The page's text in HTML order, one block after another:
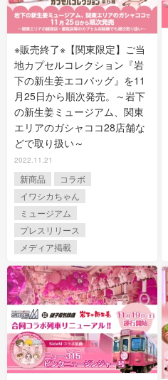
※販売終了※【関東限定】ご当
地カプセルコレクション『岩
下の新生姜エコバッグ』を11
月25日から順次発売。～岩下
の新生姜ミュージアム、関東
エリアのガシャココ28店舗な
どで取り扱い～
2022.11.21
新商品
コラボ
イワシカちゃん
ミュージアム
プレスリリース
メディア掲載